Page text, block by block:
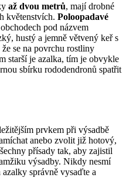
až dvou metrů, mají drobné
květenstvích. Poloopadavé
pod názvem
hustý a jemně větvený keř s
se na povrchu rostliny
starší je azalka, tím je obvykle
sbírku rododendronů spatřit
prvkem při výsadbě
anebo zvolit již hotový,
přísady tak, aby zajistil
výsadby. Nikdy nesmí
správně vysaďte a